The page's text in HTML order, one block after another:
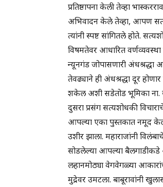
प्रतिष्ठापना केली तेव्हा
अभिवादन केले तेव्हा, आपण
त्यांनी स्पष्ट सांगितले होते.
विषमतेवर आधारित
न्यूनगंड जोपासणारी अंधश्रद्धा
तेवढ्याने ही अंधश्रद्धा दूर
शकेल अशी सडेतोड भूमिका ना.
दुसरा प्रसंग सत्यशोधकी
आपल्या एका पुस्तकात नमूद केला
उशीर झाला. महाराजांनी
सोडलेल्या आपल्या बैलगाडीकडे
लहानमोठ्या वेगवेगळ्या
मुद्रेवर उमटला. बाबूरावांनी